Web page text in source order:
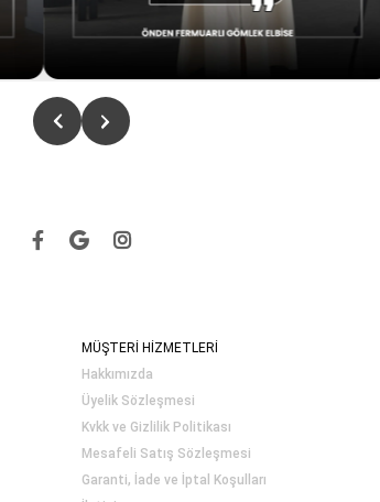
MÜŞTERİ HİZMETLERİ
Hakkımızda
Üyelik Sözleşmesi
Kvkk ve Gizlilik Politikası
Mesafeli Satış Sözleşmesi
Garanti, İade ve İptal Koşulları